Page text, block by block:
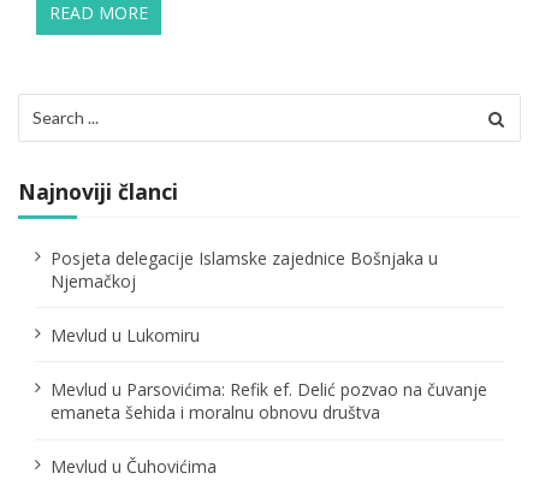
READ MORE
for:
Najnoviji članci
Posjeta delegacije Islamske zajednice Bošnjaka u
Njemačkoj
Mevlud u Lukomiru
Mevlud u Parsovićima: Refik ef. Delić pozvao na čuvanje
emaneta šehida i moralnu obnovu društva
Mevlud u Čuhovićima